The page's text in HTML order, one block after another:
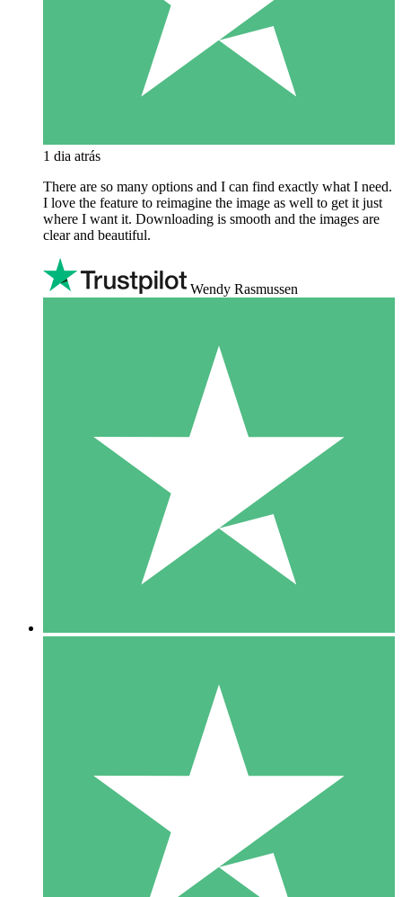
1 dia atrás
There are so many options and I can find exactly what I need.
I love the feature to reimagine the image as well to get it just
where I want it. Downloading is smooth and the images are
clear and beautiful.
Wendy Rasmussen